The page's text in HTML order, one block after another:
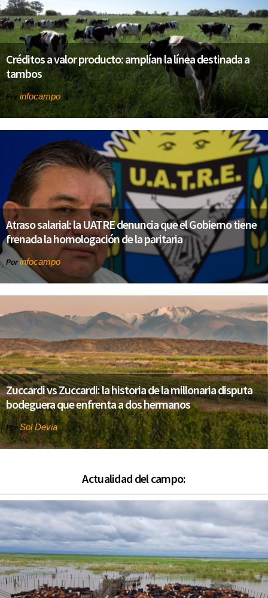
Créditos a valor producto: amplían la línea destinada a
tambos
Por infocampo
Atraso salarial: la UATRE denuncia que el Gobierno tiene
frenada la homologación de la paritaria
Por infocampo
Zuccardi vs Zuccardi: la historia de la millonaria disputa
bodeguera que enfrenta a dos hermanos
PorSol Devia
Actualidad del campo: